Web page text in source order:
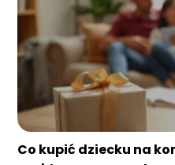
Co kupić dziecku na